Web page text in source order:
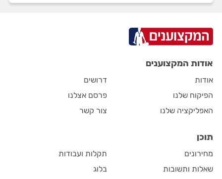
אודות המקצוענים
אודות
הפיקוח שלנו
האפליקציה שלנו
דרושים
פרסם אצלנו
צור קשר
תוכן
מחירונים
שאלות ותשובות
תקלות ועבודות
בלוג